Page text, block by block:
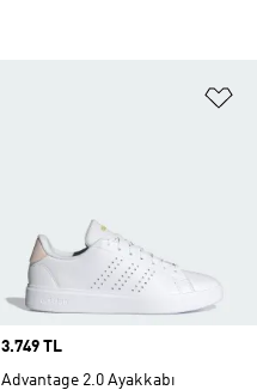
Price
3.749 TL
Advantage 2.0 Ayakkabı